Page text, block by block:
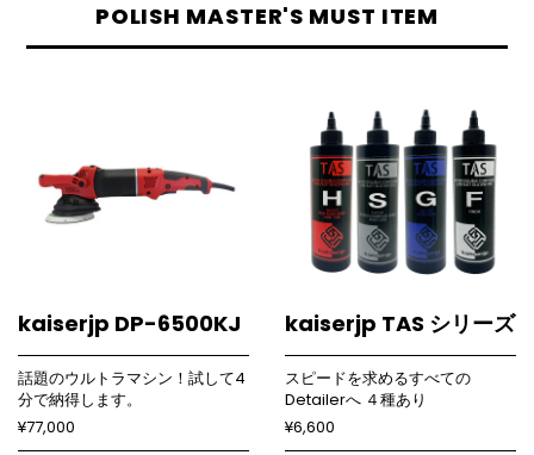
POLISH MASTER'S MUST ITEM
kaiserjp DP-6500KJ
話題のウルトラマシン！試して4
分で納得します。
¥77,000
kaiserjp TAS シリーズ
スピードを求めるすべての
Detailerへ ４種あり
¥6,600